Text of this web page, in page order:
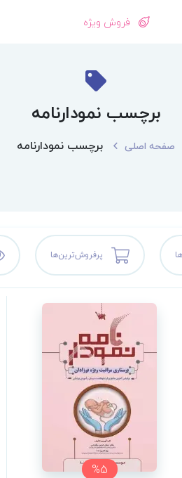
فروش ویژه
برچسب نمودارنامه
صفحه اصلی برچسب نمودارنامه
پرفروش‌ترین‌ها
%5